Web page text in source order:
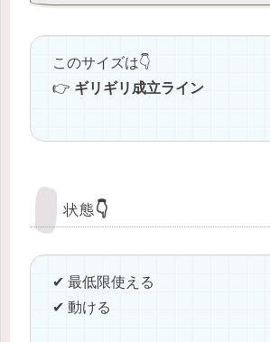
このサイズは👇
👉 ギリギリ成立ライン
状態👇
✔ 最低限使える
✔ 動ける